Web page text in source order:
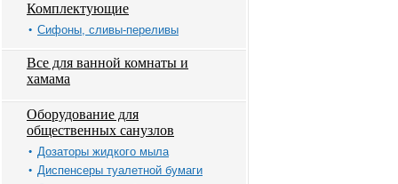
Комплектующие
Сифоны, сливы-переливы
Все для ванной комнаты и
хамама
Оборудование для
общественных санузлов
Дозаторы жидкого мыла
Диспенсеры туалетной бумаги